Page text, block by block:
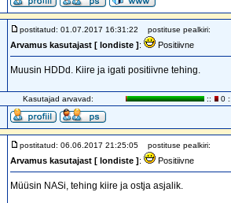
postitatud: 01.07.2017 16:31:22 postituse pealkiri:
Arvamus kasutajast [ londiste ]: Positiivne
Muusin HDDd. Kiire ja igati positiivne tehing.
Kasutajad arvavad: :: 0
postitatud: 06.06.2017 21:25:05 postituse pealkiri:
Arvamus kasutajast [ londiste ]: Positiivne
Müüsin NASi, tehing kiire ja ostja asjalik.